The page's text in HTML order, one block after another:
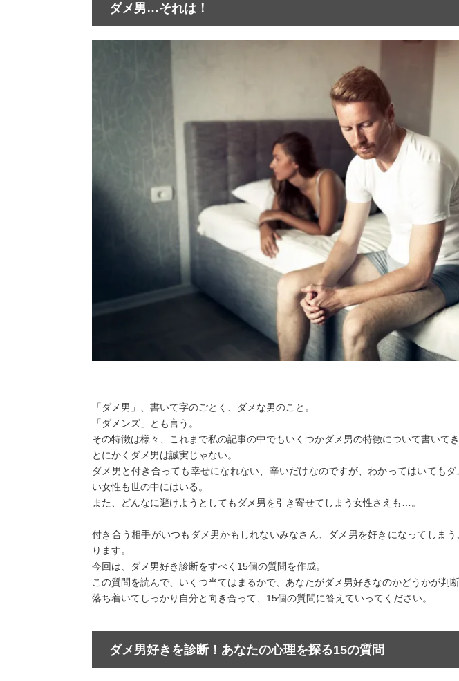
ダメ男…それは！
「ダメ男」、書いて字のごとく、ダメな男のこと。
「ダメンズ」とも言う。
その特徴は様々、これまで私の記事の中でもいくつかダメ男の特徴について書いてき
とにかくダメ男は誠実じゃない。
ダメ男と付き合っても幸せになれない、辛いだけなのですが、わかってはいても
い女性も世の中にはいる。
また、どんなに避けようとしてもダメ男を引き寄せてしまう女性さえも…。
付き合う相手がいつもダメ男かもしれないみなさん、ダメ男を好きになってしま
ります。
今回は、ダメ男好き診断をすべく15個の質問を作成。
この質問を読んで、いくつ当てはまるかで、あなたがダメ男好きなのかどうかが判断
落ち着いてしっかり自分と向き合って、15個の質問に答えていってください。
ダメ男好きを診断！あなたの心理を探る15の質問